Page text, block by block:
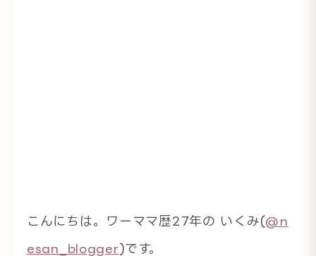
こんにちは。ワーママ歴27年の いくみ(@n
esan_blogger)です。